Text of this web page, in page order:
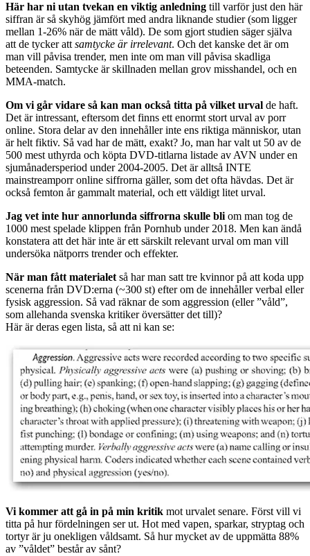
Här har ni utan tvekan en viktig anledning till varför just den här
siffran är så skyhög jämfört med andra liknande studier (som ligger
mellan 1-26% när de mätt våld). De som gjort studien säger själva
att de tycker att samtycke är irrelevant. Och det kanske det är om
man vill påvisa trender, men inte om man vill påvisa skadliga
beteenden. Samtycke är skillnaden mellan grov misshandel, och en
MMA-match.
Om vi går vidare så kan man också titta på vilket urval de haft.
Det är intressant, eftersom det finns ett enormt stort urval av porr
online. Stora delar av den innehåller inte ens riktiga människor, utan
är helt fiktiv. Så vad har de mätt, exakt? Jo, man har valt ut 50 av de
500 mest uthyrda och köpta DVD-titlarna listade av AVN under en
sjumånadersperiod under 2004-2005. Det är alltså INTE
mainstreamporr online siffrorna gäller, som det ofta hävdas. Det är
också femton år gammalt material, och ett väldigt litet urval.
Jag vet inte hur annorlunda siffrorna skulle bli om man tog de
1000 mest spelade klippen från Pornhub under 2018. Men kan ändå
konstatera att det här inte är ett särskilt relevant urval om man vill
undersöka nätporrs trender och effekter.
När man fått materialet så har man satt tre kvinnor på att koda upp
scenerna från DVD:erna (~300 st) efter om de innehåller verbal eller
fysisk aggression. Så vad räknar de som aggression (eller ”våld”,
som allehanda svenska kritiker översätter det till)?
Här är deras egen lista, så att ni kan se:
Vi kommer att gå in på min kritik mot urvalet senare. Först vill vi
titta på hur fördelningen ser ut. Hot med vapen, sparkar, stryptag och
tortyr är ju onekligen våldsamt. Så hur mycket av de uppmätta 88%
av ”våldet” består av sånt?